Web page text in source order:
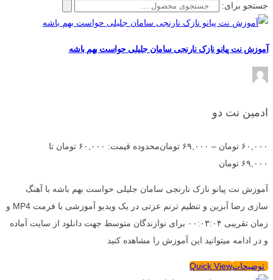
جستجو برای:
آموزش نت پیانو نازک نارنجی سامان جلیلی حواست بهم باشه
ادمین نت دو
۶۰,۰۰۰ تومان – ۶۹,۰۰۰ تومان
محدوده قیمت: ۶۰,۰۰۰ تومان تا
۶۹,۰۰۰ تومان
آموزش نت پیانو نازک نارنجی سامان جلیلی حواست بهم باشه با آهنگ
سازی رضا آبزین و تنظیم ترنم عزتی در یک ویدیو آموزشی با فرمت MP4 و
زمان تقریبی ۰۰:۰۳:۰۴ برای نوازندگان متوسط جهت دانلود از سایت آماده
و در ادامه میتوانید این آموزش را مشاهده کنید
توضیحاتQuick View